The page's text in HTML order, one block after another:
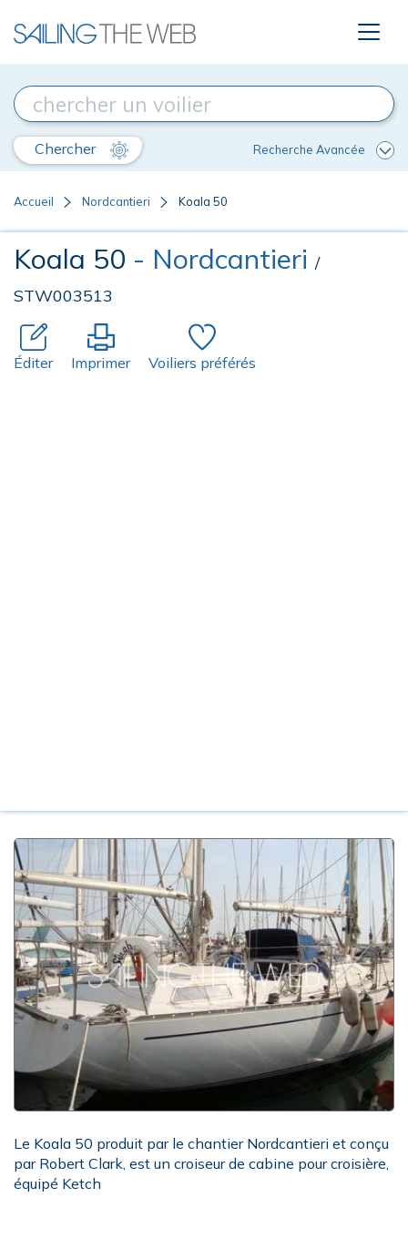
Chercher Recherche Avancée
Accueil Nordcantieri Koala 50
Koala 50 - Nordcantieri /
STW003513
Éditer Imprimer Voiliers préférés
Le Koala 50 produit par le chantier Nordcantieri et conçu
par Robert Clark, est un croiseur de cabine pour croisière,
équipé Ketch